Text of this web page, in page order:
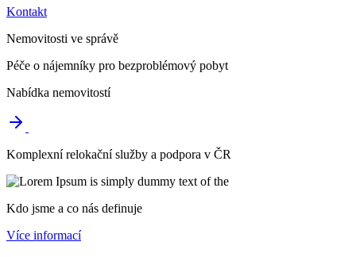
Kontakt
Nemovitosti ve správě
Péče o nájemníky pro bezproblémový pobyt
Nabídka nemovitostí
Komplexní relokační služby a podpora v ČR
Kdo jsme a co nás definuje
Více informací